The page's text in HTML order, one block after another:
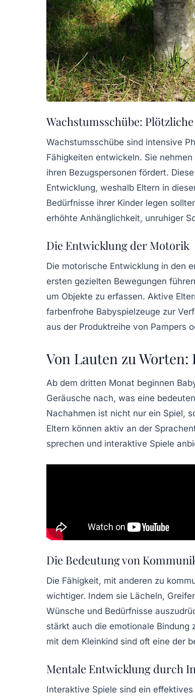
Wachstumsschübe:
Wachstumsschübe sind intensive
Fähigkeiten entwickeln. Sie
ihren Bezugspersonen fördert.
Entwicklung, weshalb Eltern in
Bedürfnisse ihrer Kinder legen
erhöhte Anhänglichkeit, unruhiger
Die Entwicklung der Motorik
Die motorische Entwicklung in den
ersten gezielten Bewegungen
um Objekte zu erfassen. Aktive
farbenfrohe Babyspielzeuge zur
aus der Produktreihe von Pampers
Von Lauten zu
Ab dem dritten Monat beginnen
Geräusche nach, was eine
Nachahmen ist nicht nur ein Spiel,
Eltern können aktiv an der
sprechen und interaktive Spiele
Die Bedeutung von
Die Fähigkeit, mit anderen zu
wichtiger. Indem sie Lächeln,
Wünsche und Bedürfnisse
stärkt auch die emotionale Bindung
mit dem Kleinkind sind oft eine der
Mentale Entwicklung durch
Interaktive Spiele sind ein